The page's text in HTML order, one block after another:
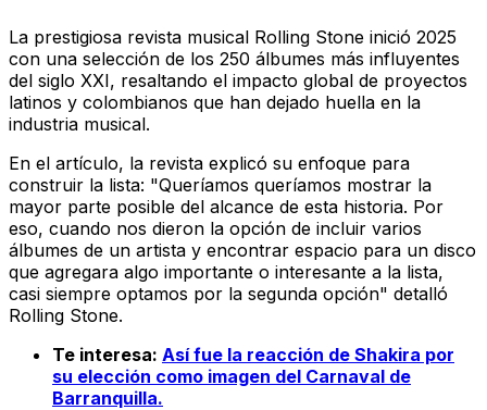
La prestigiosa revista musical Rolling Stone inició 2025
con una selección de los 250 álbumes más influyentes
del siglo XXI, resaltando el impacto global de proyectos
latinos y colombianos que han dejado huella en la
industria musical.
En el artículo, la revista explicó su enfoque para
construir la lista: "Queríamos queríamos mostrar la
mayor parte posible del alcance de esta historia. Por
eso, cuando nos dieron la opción de incluir varios
álbumes de un artista y encontrar espacio para un disco
que agregara algo importante o interesante a la lista,
casi siempre optamos por la segunda opción" detalló
Rolling Stone.
Te interesa: Así fue la reacción de Shakira por
su elección como imagen del Carnaval de
Barranquilla.